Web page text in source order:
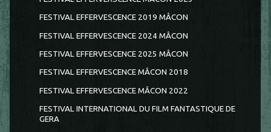
FESTIVAL EFFERVESCENCE 2019 MÂCON
FESTIVAL EFFERVESCENCE 2024 MÂCON
FESTIVAL EFFERVESCENCE 2025 MÂCON
FESTIVAL EFFERVESCENCE MÂCON 2018
FESTIVAL EFFERVESCENCE MÂCON 2022
FESTIVAL INTERNATIONAL DU FILM FANTASTIQUE DE
GERA